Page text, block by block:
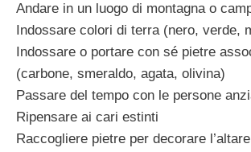
Andare in un luogo di montagna o
Indossare colori di terra (nero, verde,
Indossare o portare con sé pietre
(carbone, smeraldo, agata, olivina)
Passare del tempo con le persone
Ripensare ai cari estinti
Raccogliere pietre per decorare l’altare